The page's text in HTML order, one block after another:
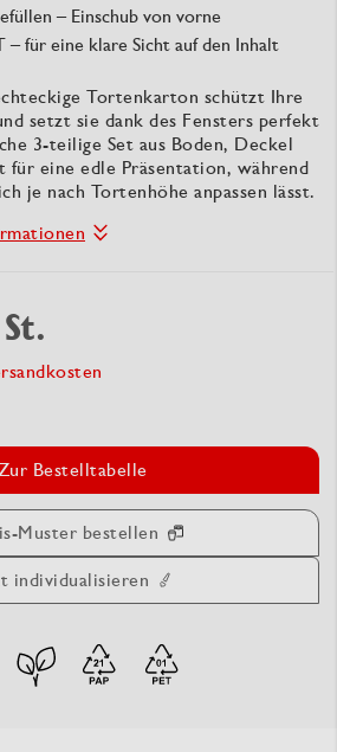
– Einschub von vorne
– für eine klare Sicht auf den Inhalt
Tortenkarton schützt Ihre
setzt sie dank des Fensters perfekt
3-teilige Set aus Boden, Deckel
für eine edle Präsentation, während
je nach Tortenhöhe anpassen lässt.
Bestelltabelle
Muster bestellen
individualisieren